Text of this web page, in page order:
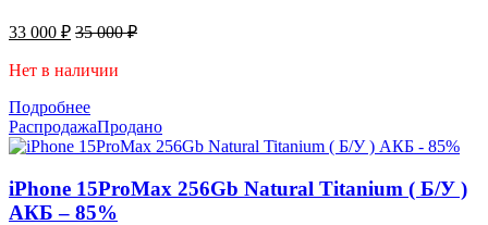
33 000 ₽ 35 000₽
Нет в наличии
Подробнее
РаспродажаПродано
iPhone 15ProMax 256Gb Natural Titanium ( Б/У )
АКБ – 85%